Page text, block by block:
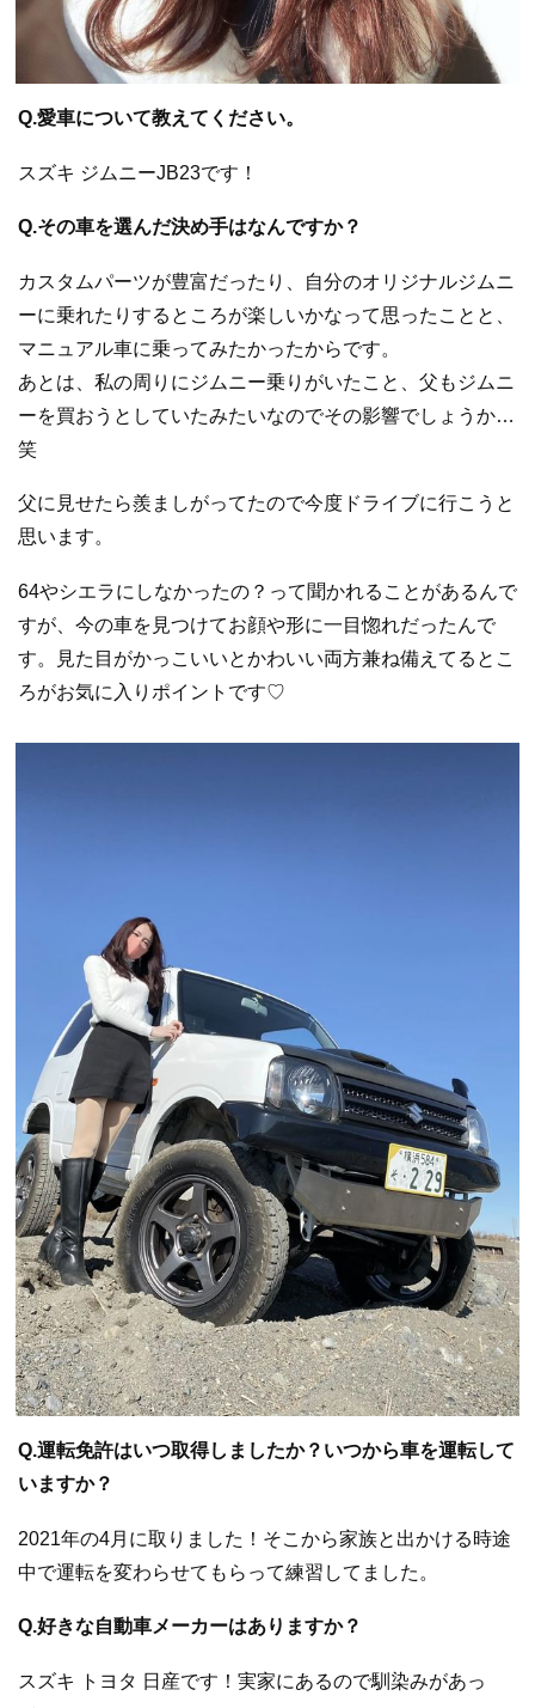
Q.愛車について教えてください。
スズキ ジムニーJB23です！
Q.その車を選んだ決め手はなんですか？
カスタムパーツが豊富だったり、自分のオリジナルジムニ
ーに乗れたりするところが楽しいかなって思ったことと、
マニュアル車に乗ってみたかったからです。
あとは、私の周りにジムニー乗りがいたこと、父もジムニ
ーを買おうとしていたみたいなのでその影響でしょうか…
笑
父に見せたら羨ましがってたので今度ドライブに行こうと
思います。
64やシエラにしなかったの？って聞かれることがあるんで
すが、今の車を見つけてお顔や形に一目惚れだったんで
す。見た目がかっこいいとかわいい両方兼ね備えてるとこ
ろがお気に入りポイントです♡
Q.運転免許はいつ取得しましたか？いつから車を運転して
いますか？
2021年の4月に取りました！そこから家族と出かける時途
中で運転を変わらせてもらって練習してました。
Q.好きな自動車メーカーはありますか？
スズキ トヨタ 日産です！実家にあるので馴染みがあっ